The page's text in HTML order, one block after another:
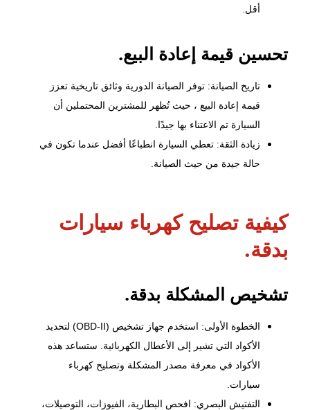
أقل.
تحسين قيمة إعادة البيع.
تاريخ الصيانة: توفر الصيانة الدورية وثائق تاريخية تعزز
قيمة إعادة البيع ، حيث تُظهر للمشترين المحتملين أن
السيارة تم الاعتناء بها جيدًا.
زيادة الثقة: تعطي السيارة انطباعًا أفضل عندما تكون في
حالة جيدة من حيث الصيانة.
كيفية تصليح كهرباء سيارات
بدقة.
تشخيص المشكلة بدقة.
الخطوة الأولى: استخدم جهاز تشخيص (OBD-II) لتحديد
الأكواد التي تشير إلى الأعطال الكهربائية. ستساعد هذه
الأكواد في معرفة مصدر المشكلة وتصليح كهرباء
سيارات.
التفتيش البصري: افحص البطارية، الفيوزات، التوصيلات،